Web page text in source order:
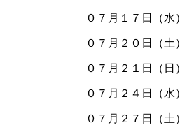
０７月１７日（
０７月２０日（
０７月２１日（
０７月２４日（
０７月２７日（